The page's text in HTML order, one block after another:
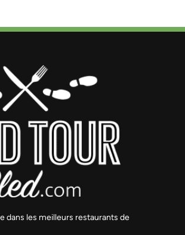
dans les meilleurs restaurants de